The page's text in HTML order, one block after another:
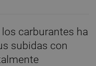
los carburantes ha
subidas con